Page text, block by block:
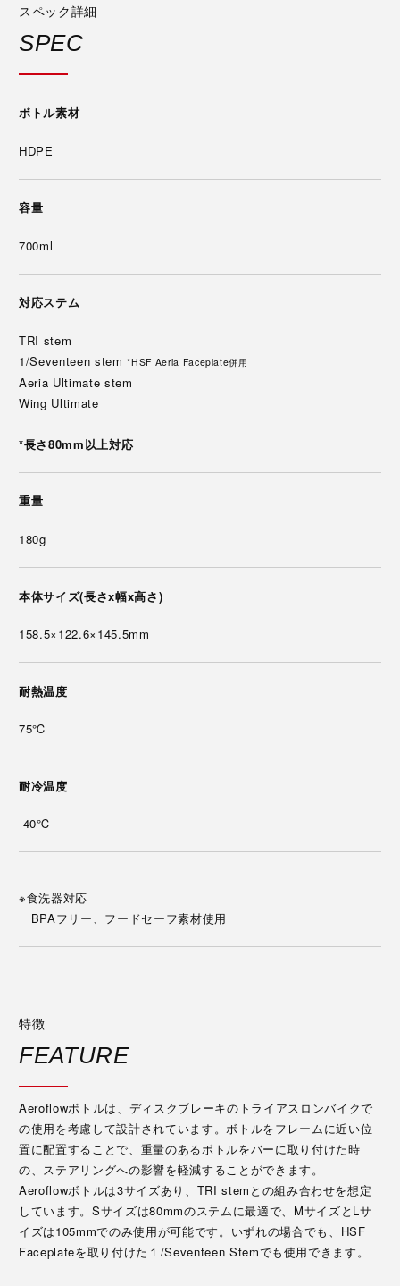
スペック詳細
SPEC
ボトル素材
HDPE
容量
700ml
対応ステム
TRI stem
1/Seventeen stem*HSF Aeria Faceplate併用
Aeria Ultimate stem
Wing Ultimate
*長さ80mm以上対応
重量
180g
本体サイズ(長さx幅x高さ)
158.5×122.6×145.5mm
耐熱温度
75℃
耐冷温度
-40℃
※食洗器対応
BPAフリー、フードセーフ素材使用
特徴
FEATURE
Aeroflowボトルは、ディスクブレーキのトライアスロンバイクで
の使用を考慮して設計されています。ボトルをフレームに近い位
置に配置することで、重量のあるボトルをバーに取り付けた時
の、ステアリングへの影響を軽減することができます。
Aeroflowボトルは3サイズあり、TRI stemとの組み合わせを想定
しています。Sサイズは80mmのステムに最適で、MサイズとLサ
イズは105mmでのみ使用が可能です。いずれの場合でも、HSF
Faceplateを取り付けた１/Seventeen Stemでも使用できます。